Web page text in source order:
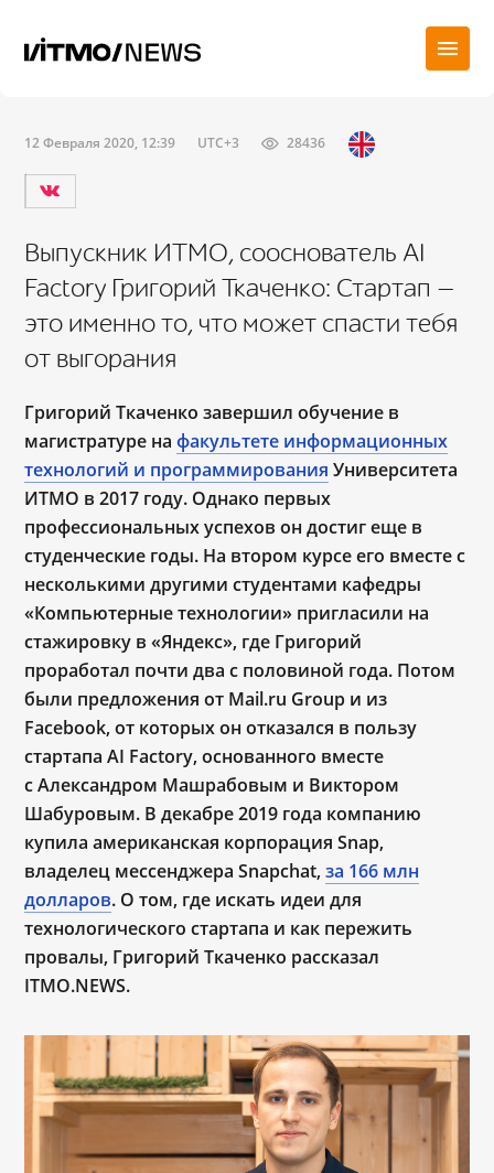
12 Февраля 2020, 12:39 UTC+3 28436
Выпускник ИТМО, сооснователь AI
Factory Григорий Ткаченко: Стартап —
это именно то, что может спасти тебя
от выгорания
Григорий Ткаченко завершил обучение в
магистратуре нафакультете информационных
технологий и программирования Университета
ИТМО в 2017 году. Однако первых
профессиональных успехов он достиг еще в
студенческие годы. На втором курсе его вместе с
несколькими другими студентами кафедры
«Компьютерные технологии» пригласили на
стажировку в «Яндекс», где Григорий
проработал почти два с половиной года. Потом
были предложения от Mail.ru Group и из
Facebook, от которых он отказался в пользу
стартапа AI Factory, основанного вместе
сАлександром Машрабовым и Виктором
Шабуровым. В декабре 2019 года компанию
купила американская корпорация Snap,
владелец мессенджера Snapchat,за 166 млн
долларов. О том, где искать идеи для
технологического стартапа и как пережить
провалы, Григорий Ткаченко рассказал
ITMO.NEWS.